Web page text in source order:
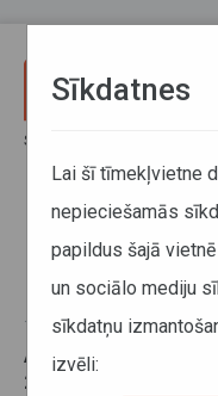
Sākums
No 20.
izmaiņas
17. decembris 2021
Atsaucoties
2021. gada 20.
Sīkdatnes
Lai šī tīmekļvietne
nepieciešamās
papildus šajā
un sociālo mediju
sīkdatņu
izvēli: